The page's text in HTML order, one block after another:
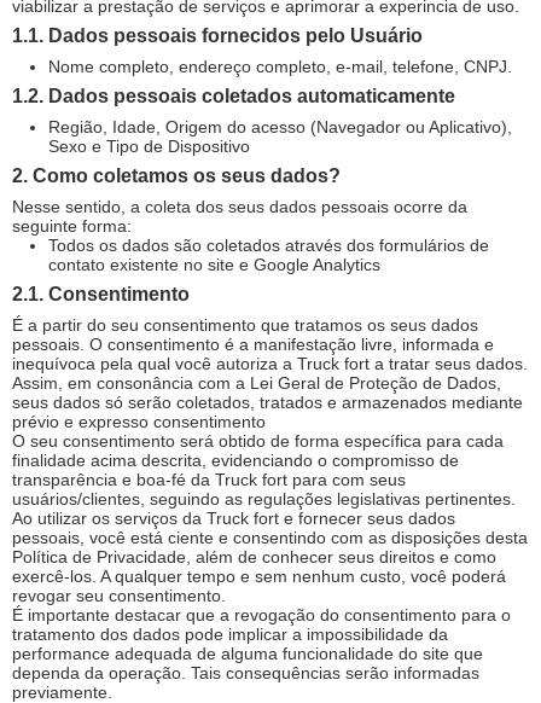
viabilizar a prestação de serviços e aprimorar a experincia de uso.
1.1. Dados pessoais fornecidos pelo Usuário
Nome completo, endereço completo, e-mail, telefone, CNPJ.
1.2. Dados pessoais coletados automaticamente
Região, Idade, Origem do acesso (Navegador ou Aplicativo),
Sexo e Tipo de Dispositivo
2. Como coletamos os seus dados?
Nesse sentido, a coleta dos seus dados pessoais ocorre da
seguinte forma:
Todos os dados são coletados através dos formulários de
contato existente no site e Google Analytics
2.1. Consentimento
É a partir do seu consentimento que tratamos os seus dados
pessoais. O consentimento é a manifestação livre, informada e
inequívoca pela qual você autoriza a Truck fort a tratar seus dados.
Assim, em consonância com a Lei Geral de Proteção de Dados,
seus dados só serão coletados, tratados e armazenados mediante
prévio e expresso consentimento
O seu consentimento será obtido de forma específica para cada
finalidade acima descrita, evidenciando o compromisso de
transparência e boa-fé da Truck fort para com seus
usuários/clientes, seguindo as regulações legislativas pertinentes.
Ao utilizar os serviços da Truck fort e fornecer seus dados
pessoais, você está ciente e consentindo com as disposições desta
Política de Privacidade, além de conhecer seus direitos e como
exercê-los. A qualquer tempo e sem nenhum custo, você poderá
revogar seu consentimento.
É importante destacar que a revogação do consentimento para o
tratamento dos dados pode implicar a impossibilidade da
performance adequada de alguma funcionalidade do site que
dependa da operação. Tais consequências serão informadas
previamente.